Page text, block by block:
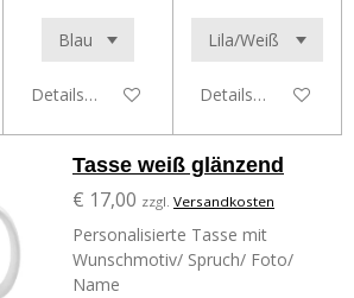
Details anzeigen Details anzeigen
Tasse weiß glänzend
€ 17,00 zzgl. Versandkosten
Personalisierte Tasse mit
Wunschmotiv/ Spruch/ Foto/
Name